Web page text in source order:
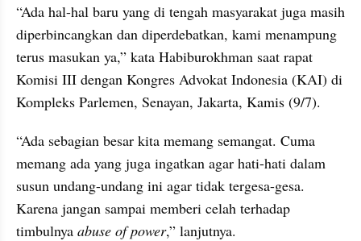
“Ada hal-hal baru yang di tengah masyarakat juga masih
diperbincangkan dan diperdebatkan, kami menampung
terus masukan ya,” kata Habiburokhman saat rapat
Komisi III dengan Kongres Advokat Indonesia (KAI) di
Kompleks Parlemen, Senayan, Jakarta, Kamis (9/7).
“Ada sebagian besar kita memang semangat. Cuma
memang ada yang juga ingatkan agar hati-hati dalam
susun undang-undang ini agar tidak tergesa-gesa.
Karena jangan sampai memberi celah terhadap
timbulnya abuse of power,” lanjutnya.